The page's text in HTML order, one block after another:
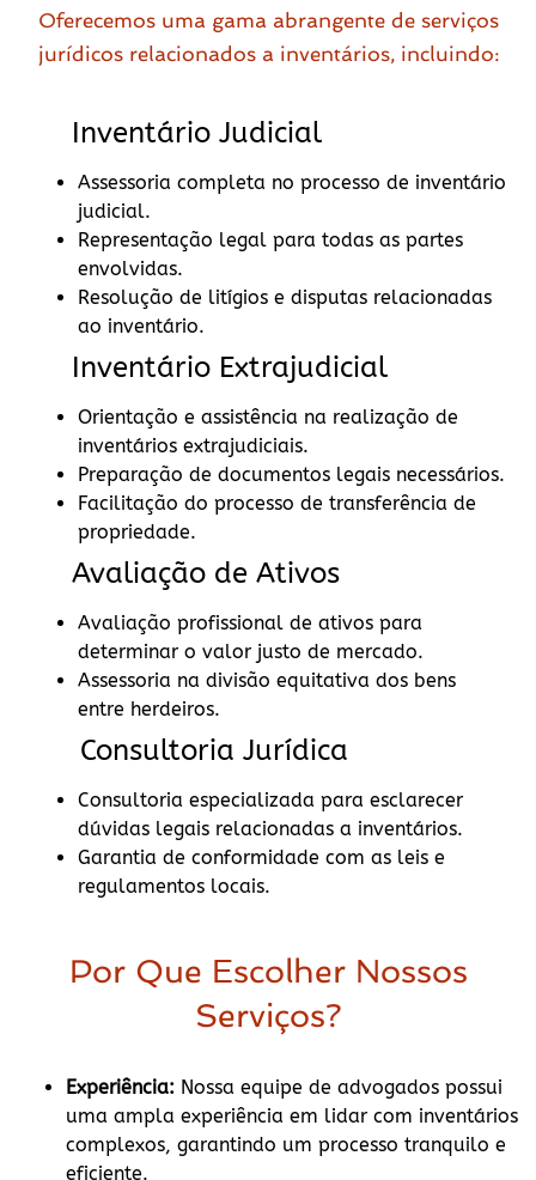
Oferecemos uma gama abrangente de serviços
jurídicos relacionados a inventários, incluindo:
Inventário Judicial
Assessoria completa no processo de inventário
judicial.
Representação legal para todas as partes
envolvidas.
Resolução de litígios e disputas relacionadas
ao inventário.
Inventário Extrajudicial
Orientação e assistência na realização de
inventários extrajudiciais.
Preparação de documentos legais necessários.
Facilitação do processo de transferência de
propriedade.
Avaliação de Ativos
Avaliação profissional de ativos para
determinar o valor justo de mercado.
Assessoria na divisão equitativa dos bens
entre herdeiros.
Consultoria Jurídica
Consultoria especializada para esclarecer
dúvidas legais relacionadas a inventários.
Garantia de conformidade com as leis e
regulamentos locais.
Por Que Escolher Nossos
Serviços?
Experiência: Nossa equipe de advogados possui
uma ampla experiência em lidar com inventários
complexos, garantindo um processo tranquilo e
eficiente.